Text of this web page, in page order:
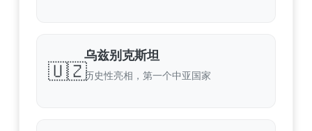
🇺🇿
乌兹别克斯坦
历史性亮相，第一个中亚国家